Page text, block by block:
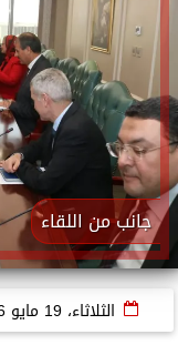
جانب من اللقاء
الثلاثاء، 19 مايو 2026